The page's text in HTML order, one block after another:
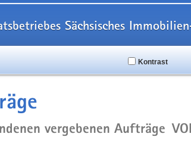
Sächsisches
Kontrast
vergebenen Aufträge